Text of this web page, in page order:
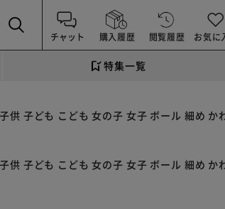
チャット 購入履歴 閲覧履歴 お気に
特集一覧
子ども こども 女の子 女子 ボール 細め か
子ども こども 女の子 女子 ボール 細め か